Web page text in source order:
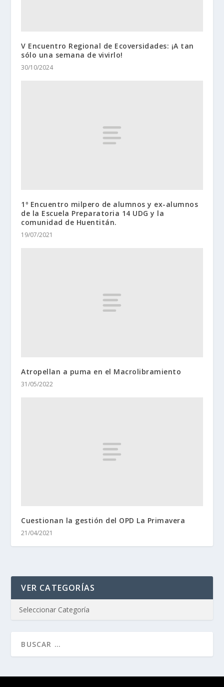
V Encuentro Regional de Ecoversidades: ¡A tan
sólo una semana de vivirlo!
30/10/2024
1º Encuentro milpero de alumnos y ex-alumnos
de la Escuela Preparatoria 14 UDG y la
comunidad de Huentitán.
19/07/2021
Atropellan a puma en el Macrolibramiento
31/05/2022
Cuestionan la gestión del OPD La Primavera
21/04/2021
VER CATEGORÍAS